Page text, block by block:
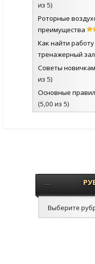
из 5)
Роторные
преимущества
Как найти
тренажерный зал
Советы
из 5)
Основные
(5,00 из 5)